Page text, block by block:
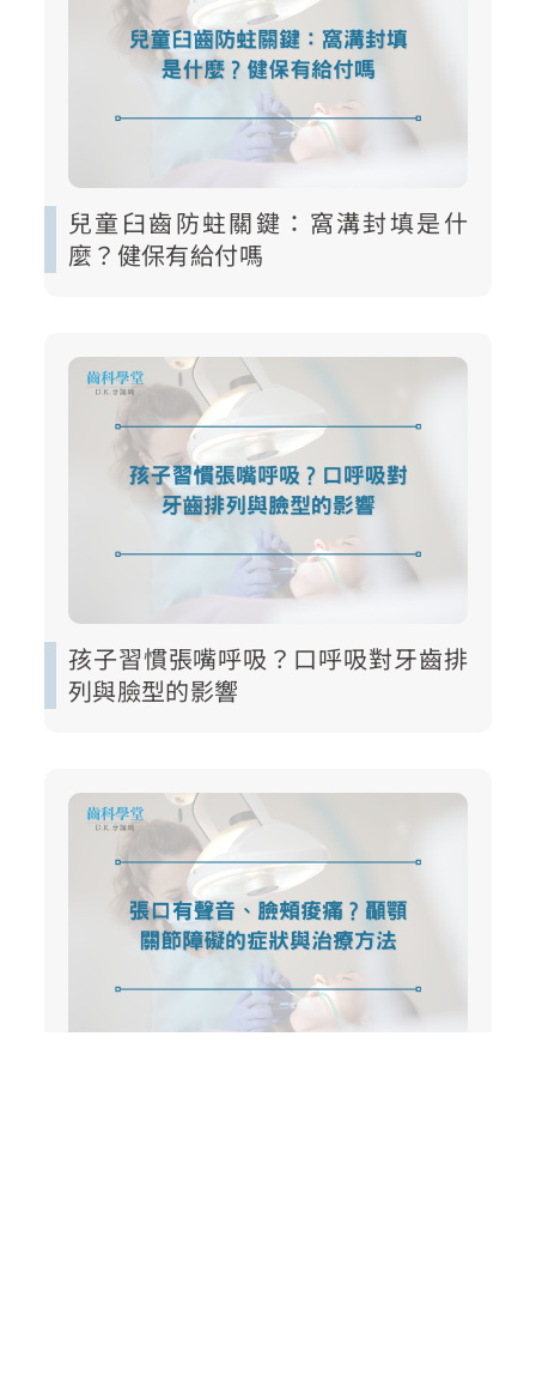
兒童臼齒防蛀關鍵：窩溝封填是什
麼？健保有給付嗎
孩子習慣張嘴呼吸？口呼吸對牙齒排
列與臉型的影響